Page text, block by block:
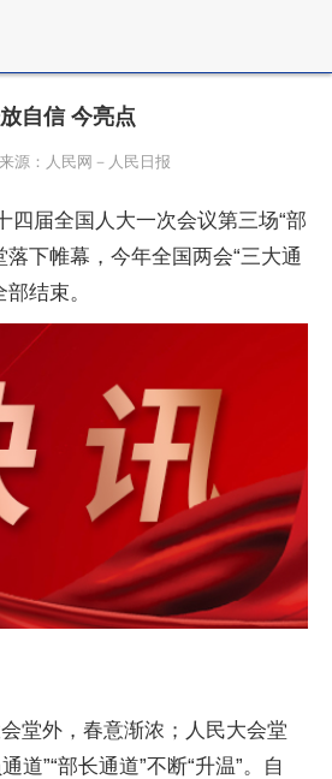
自信 今亮点
源：人民网－人民日报
四届全国人大一次会议第三场“部
落下帷幕，今年全国两会“三大通
结束。
堂外，春意渐浓；人民大会堂
道”“部长通道”不断“升温”。自